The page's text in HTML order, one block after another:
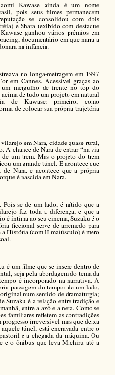
Kawase ainda é um nome
pois seus filmes permanecem
se consolidou com dois
e Shara (exibido com destaque
ganhou vários prêmiosem
documentário em que narra a
na infância.
no longa-metragem em 1997
em Cannes. Acessívelgraças ao
um mergulho de frente no top do
de tudo um projeto em natural
de Kawase: primeiro, como
de colocar sua própria trajetória
em Nara, cidade quase rural,
A chance de Nara de entrar “na via
de um trem. Mas o projeto do trem
um grande túnel. E acontece que
Nara, e acontece que a própria
é nascida em Nara.
se de um lado, é nítido que a
faz toda a diferença, e que a
é íntima ao seu cinema, Suzaku é o
ficcional serve de arremedo para
História (com H maiúsculo) é mero
é um filme que se insere dentro de
seja pela abordagem do tema da
é incorporado na narrativa. A
passagem do tempo: de um lado,
num sentido de dramaturgia;
Suzaku é a relação entre tradição e
entre a avó e a neta. Como se
familiares refletem as contradições
progresso irreversível mas que deixa
túnel, está encravada entre o
e a chegada da máquina. Ou
e o ônibus que leva Michiru até a